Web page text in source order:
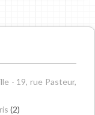
- 19, rue Pasteur,
(2)